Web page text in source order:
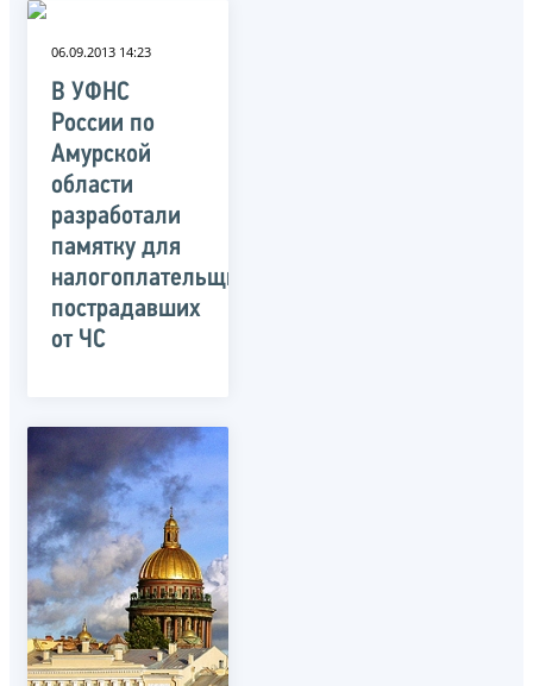
06.09.2013 14:23
В УФНС
России по
Амурской
области
разработали
памятку для
налогоплательщиков,
пострадавших
от ЧС